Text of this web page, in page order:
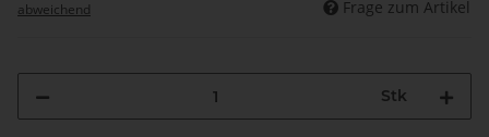
abweichend
Frage zum Artikel
Stk